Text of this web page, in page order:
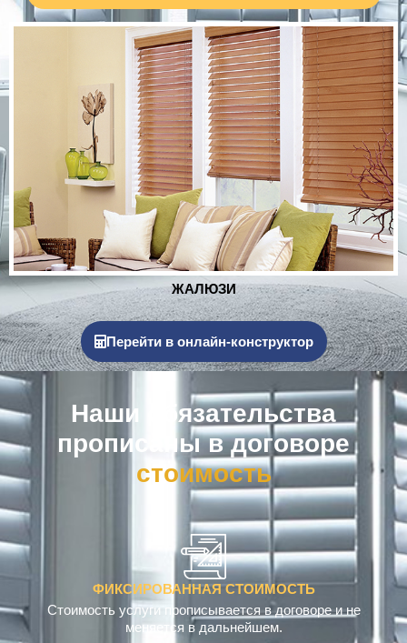
РОЛЬСТАВНИ
Перейти в онлайн-конструктор
Наши обязательства
прописаны в договоре
омпенсация
ФИКСИРОВАННАЯ СТОИМОСТЬ
Стоимость услуги прописывается в договоре и не
меняется в дальнейшем.